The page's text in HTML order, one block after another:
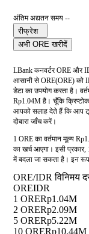
अंतिम अद्यतन समय --
रीफ्रेश
अभी ORE खरीदें
LBank कनवर्टर ORE और
आसानी से ORE(ORE) को
डेटा का उपयोग करता है।
Rp1.04M है। चूँकि
आपको सलाह देते हैं कि आप
दोबारा जाँच करें।
1 ORE का वर्तमान मूल्य
का खर्च आएगा। इसी
में बदला जा सकता है। इन
ORE/IDR विनिमय
OREIDR
1 ORERp1.04M
2 ORERp2.09M
5 ORERp5.22M
10 ORERp10.44M